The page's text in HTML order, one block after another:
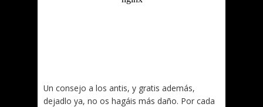
Un consejo a los antis, y gratis además,
dejadlo ya, no os hagáis más daño. Por cada